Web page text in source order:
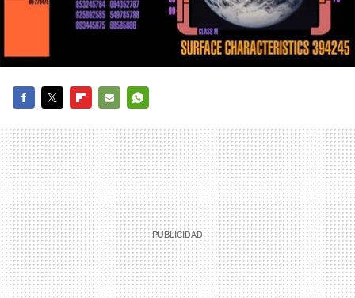
MAIL